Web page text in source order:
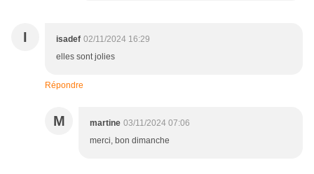
I isadef 02/11/2024 16:29
elles sont jolies
Répondre
M martine 03/11/2024 07:06
merci, bon dimanche